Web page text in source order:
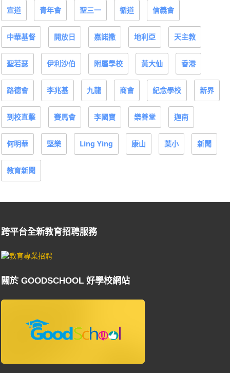
宣道 青年會 聖三一 循道 信義會
中華基督 開放日 嘉諾撒 地利亞 天主教
聖若瑟 伊利沙伯 附屬學校 黃大仙 香港
路德會 李兆基 九龍 商會 紀念學校 新界
到校直擊 賽馬會 李國寶 樂善堂 迦南
何明華 堅樂 Ling Ying 康山 葉小 新聞
教育新聞
跨平台全新教育招聘服務
關於 GOODSCHOOL 好學校網站